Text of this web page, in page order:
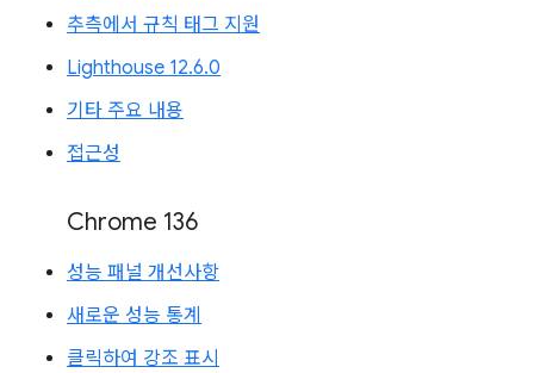
추측에서 규칙 태그 지원
Lighthouse 12.6.0
기타 주요 내용
접근성
Chrome 136
성능 패널 개선사항
새로운 성능 통계
클릭하여 강조 표시